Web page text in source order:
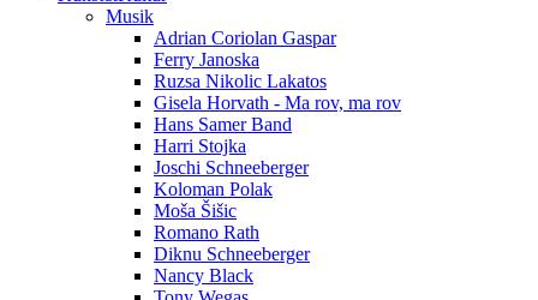
Musik
Adrian Coriolan Gaspar
Ferry Janoska
Ruzsa Nikolic Lakatos
Gisela Horvath - Ma rov, ma rov
Hans Samer Band
Harri Stojka
Joschi Schneeberger
Koloman Polak
Moša Šišic
Romano Rath
Diknu Schneeberger
Nancy Black